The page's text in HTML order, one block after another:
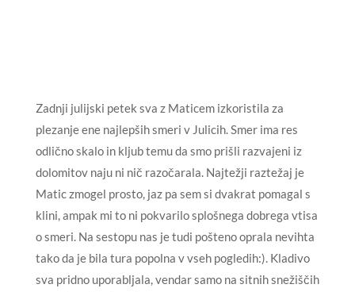
Zadnji julijski petek sva z Maticem izkoristila za
plezanje ene najlepših smeri v Julicih. Smer ima res
odlično skalo in kljub temu da smo prišli razvajeni iz
dolomitov naju ni nič razočarala. Najtežji raztežaj je
Matic zmogel prosto, jaz pa sem si dvakrat pomagal s
klini, ampak mi to ni pokvarilo splošnega dobrega vtisa
o smeri. Na sestopu nas je tudi pošteno oprala nevihta
tako da je bila tura popolna v vseh pogledih:). Kladivo
sva pridno uporabljala, vendar samo na sitnih snežiščih